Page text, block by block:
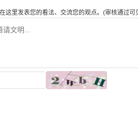
这里发表您的看法、交流您的观点。(审核通过可